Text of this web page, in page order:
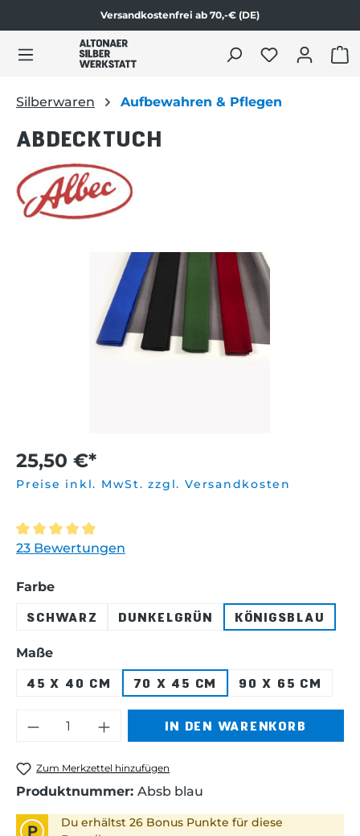
Zum Produktinhalt springen
Versandkostenfrei ab 70,-€ (DE)
Silberwaren Aufbewahren & Pflegen
ABDECKTUCH
Bildergalerie überspringen
25,50 €*
Preise inkl. MwSt. zzgl. Versandkosten
Durchschnittliche Bewertung von 4.9 von 5 Sternen
23 Bewertungen
Farbeauswählen
SCHWARZ
DUNKELGRÜN KÖNIGSBLAU
Maßeauswählen
45 X 40 CM
70 X 45 CM 90 X 65 CM
Produkt Anzahl: Gib den
IN DEN WARENKORB
Zum Merkzettel hinzufügen
Produktnummer: Absb blau
P
Du erhältst 26 Bonus Punkte für diese